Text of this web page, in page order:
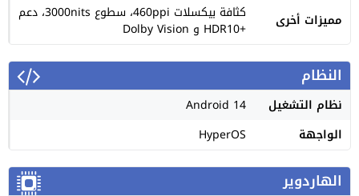
مميزات أخرى
كثافة بيكسلات 460ppi، سطوع 3000nits، دعم
+HDR10 و Dolby Vision
النظام
نظام التشغيل
Android 14
الواجهة
HyperOS
الهاردوير